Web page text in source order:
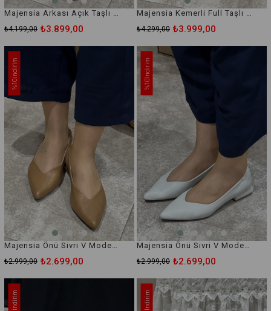
₺3.899,00
₺4.199,00 ₺3.999,00
₺4.299,00
Majensia Önü Sivri V Model Hakiki Deri Babet
₺2.699,00
₺2.999,00
%10
İndirim
Majensia Önü Sivri V Model Hakiki Deri Babet
₺2.699,00
₺2.999,00
%10
İndirim
İndirim İndirim